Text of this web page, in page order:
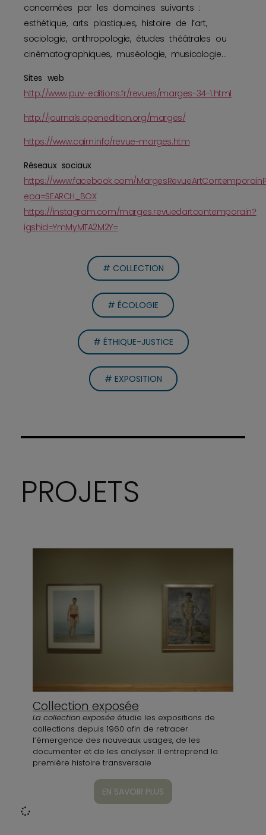
concernées par les domaines suivants :
esthétique, arts plastiques, histoire de l’art,
sociologie, anthropologie, études théâtrales ou
cinématographiques, muséologie, musicologie…
Sites web
http://www.puv-editions.fr/revues/marges-34-1.html
http://journals.openedition.org/marges/
https://www.cairn.info/revue-marges.htm
Réseaux sociaux
https://www.facebook.com/
epa=SEARCH_BOX
https://instagram.com/marges.revuedartcontemporain?
igshid=YmMyMTA2M2Y=
# COLLECTION
# ÉCOLOGIE
# ÉTHIQUE-JUSTICE
# EXPOSITION
PROJETS
Collection exposée
La collection exposée étudie les expositions de
collections depuis 1960 afin de retracer
l’émergence des nouveaux usages, de les
documenter et de les analyser. Il entreprend la
première histoire transversale
EN SAVOIR PLUS